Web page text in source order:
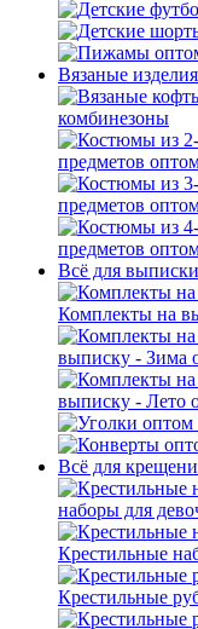
Вязаные
комбинезоны
предметов
предметов
предметов
Всё для
Комплекты на
выписку - Зима
выписку - Лето
Всё для
наборы для
Крестильные
Крестильные